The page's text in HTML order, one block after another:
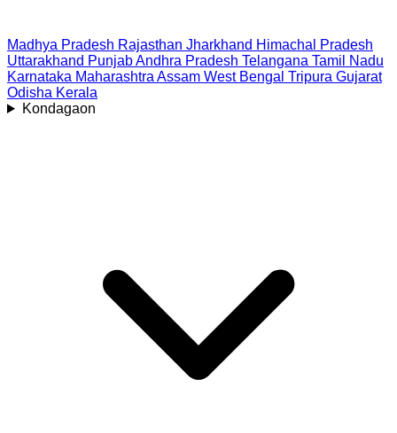
Madhya Pradesh Rajasthan Jharkhand Himachal Pradesh
Uttarakhand PunjabAndhra Pradesh Telangana Tamil Nadu
Karnataka Maharashtra Assam West Bengal Tripura Gujarat
Odisha Kerala
Kondagaon